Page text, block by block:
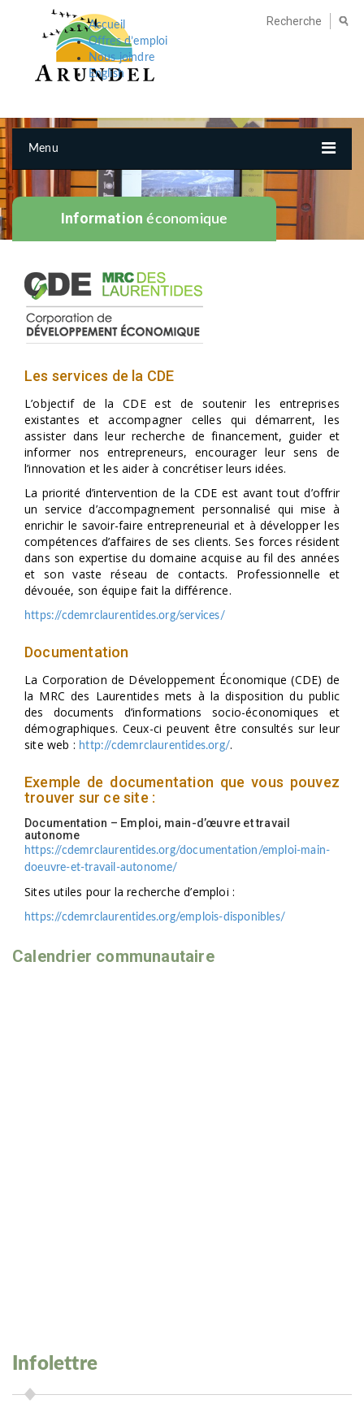
Menu
Accueil
Offres d’emploi
Nous joindre
English
Informationéconomique
Les services de la CDE
L’objectif de la CDE est de soutenir les entreprises
existantes et accompagner celles qui démarrent, les
assister dans leur recherche de financement, guider et
informer nos entrepreneurs, encourager leur sens de
l’innovation et les aider à concrétiser leurs idées.
La priorité d’intervention de la CDE est avant tout d’offrir
un service d’accompagnement personnalisé qui mise à
enrichir le savoir-faire entrepreneurial et à développer les
compétences d’affaires de ses clients. Ses forces résident
dans son expertise du domaine acquise au fil des années
et son vaste réseau de contacts. Professionnelle et
dévouée, son équipe fait la différence.
https://cdemrclaurentides.org/services/
Documentation
La Corporation de Développement Économique (CDE) de
la MRC des Laurentides mets à la disposition du public
des documents d’informations socio-économiques et
démographiques. Ceux-ci peuvent être consultés sur leur
site web : http://cdemrclaurentides.org/.
Exemple de documentation que vous pouvez
trouver sur ce site :
Documentation – Emploi, main-d’œuvre et travail
autonome
https://cdemrclaurentides.org/documentation/emploi-main-
doeuvre-et-travail-autonome/
Sites utiles pour la recherche d’emploi :
https://cdemrclaurentides.org/emplois-disponibles/
Calendrier communautaire
Infolettre